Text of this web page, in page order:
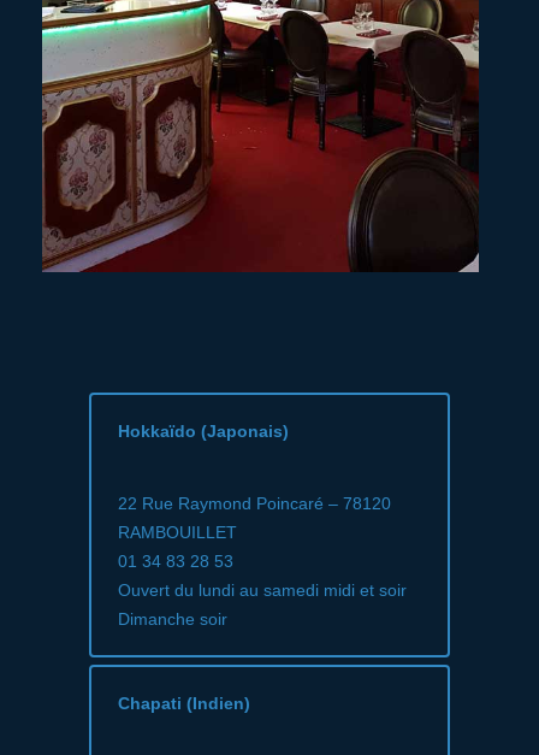
Hokkaïdo (Japonais)
22 Rue Raymond Poincaré – 78120
RAMBOUILLET
01 34 83 28 53
Ouvert du lundi au samedi midi et soir
Dimanche soir
Chapati (Indien)